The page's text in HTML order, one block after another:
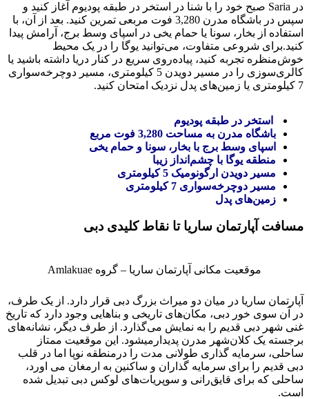
در Saria صبح خود را با شنا در استخر در طبقه پودیوم آغاز کنید و
سپس در باشگاه مدرن 3,280 فوت مربعی تمرین کنید. بعد از آن، با
استفاده از بخار، سونا یا حمام یخی در اسپای وسط برج، آرامش پیدا
کنید.برای شروعی متفاوت، می‌توانید یوگا را در یک محیط
خوش‌منظره تجربه کنید، پیاده‌روی سریع در کنار دریا داشته باشید یا
کالری‌سوزی را در مسیر دویدن 5 کیلومتری، مسیر دوچرخه‌سواری
7 کیلومتری یا زمین‌های پدل نزدیک امتحان کنید.
استخر در طبقه پودیوم
باشگاه مدرن به مساحت 3,280 فوت مربع
اسپای وسط برج با بخار، سونا و حمام یخی
منطقه یوگا با چشم‌انداز زیبا
مسیر دویدن ارگونومیک 5 کیلومتری
مسیر دوچرخه‌سواری 7 کیلومتری
زمین‌های پدل
مسافت آپارتمان ساریا تا نقاط کلیدی دبی
موقعیت مکانی آپارتمان ساریا – گروه Amlakuae
آپارتمان ساریا در میان دو میراث بزرگ دبی قرار دارد. از یک طرف،
در آن سوی خور دبی، مکان‌های تاریخی و بناهایی وجود دارد که تاریخ
غنی شهر دبی قدیم را به نمایش می‌گذارد. از طرف دیگر، نشانه‌های
برجسته یک کلان‌شهر مدرن پدیدارمیشود. این موقعیت ممتاز
ساحلی، سرمایه گذاری طولانی مدت را درمنطقه نوپا اما در قلب
دبی قدیم را برای سرمایه گذاران و ساکنین به ارمغان می اورد،
ساحلی که برای قایق‌رانی و سوپریات‌های لوکس دبی تبدیل شده
است.